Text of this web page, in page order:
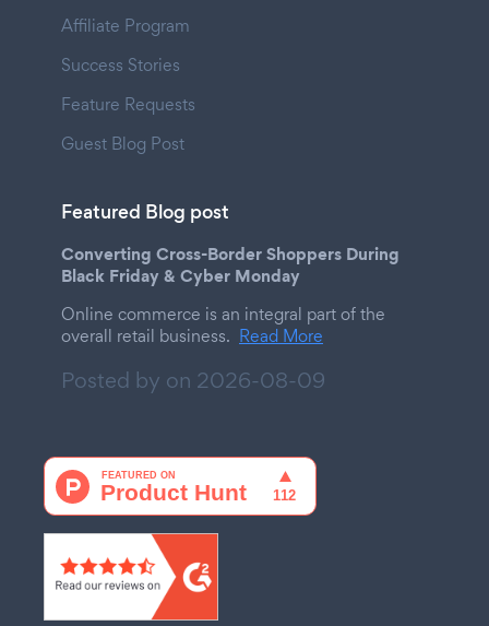
Affiliate Program
Success Stories
Feature Requests
Guest Blog Post
Featured Blog post
Converting Cross-Border Shoppers During
Black Friday & Cyber Monday
Online commerce is an integral part of the
overall retail business. Read More
Posted by on 2026-08-09